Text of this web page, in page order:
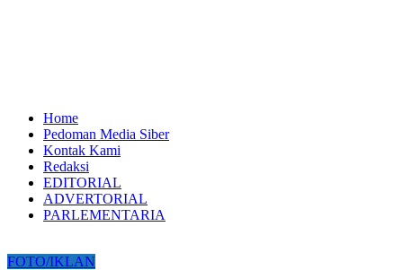
Home
Pedoman Media Siber
Kontak Kami
Redaksi
EDITORIAL
ADVERTORIAL
PARLEMENTARIA
FOTO/IKLAN